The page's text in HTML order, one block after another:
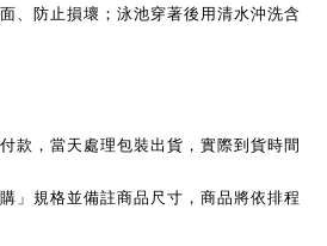
、防止損壞；泳池穿著後用清水沖洗含
款，當天處理包裝出貨，實際到貨時間
」規格並備註商品尺寸，商品將依排程